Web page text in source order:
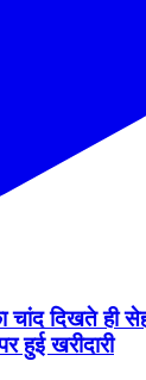
दिखते ही
हुई खरीदारी